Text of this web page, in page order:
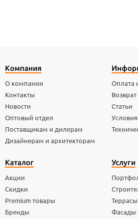
Компания
О компании
Контакты
Новости
Оптовый отдел
Поставщикам и дилерам
Дизайнерам и архитекторам
Оплата
Возврат
Статьи
Каталог
Акции
Скидки
Premium товары
Бренды
Услуги
Фасады